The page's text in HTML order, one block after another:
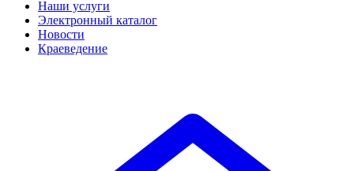
Наши услуги
Электронный каталог
Новости
Краеведение